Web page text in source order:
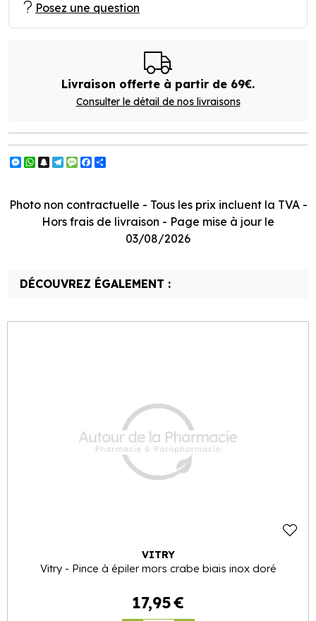
Posez une question
Livraison offerte à partir de 69€.
Consulter le détail de nos livraisons
Messenger
WhatsApp
Snapchat
Telegram
Message
Facebook
Photo non contractuelle - Tous les prix incluent la TVA -
Hors frais de livraison - Page mise à jour le
03/08/2026
DÉCOUVREZ ÉGALEMENT :
VITRY
Vitry - Pince à épiler mors crabe biais inox doré
17,95€